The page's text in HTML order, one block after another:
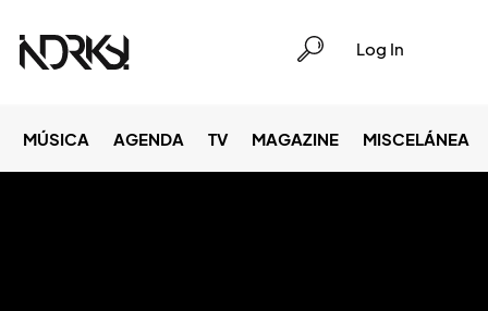
Log In
MÚSICA AGENDA TV MAGAZINE MISCELÁNEA